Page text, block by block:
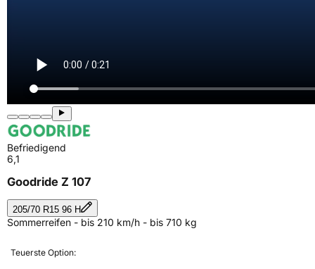
Befriedigend
6,1
Goodride Z 107
205/70 R15 96 H
Sommerreifen - bis 210 km/h - bis 710 kg
Teuerste Option: